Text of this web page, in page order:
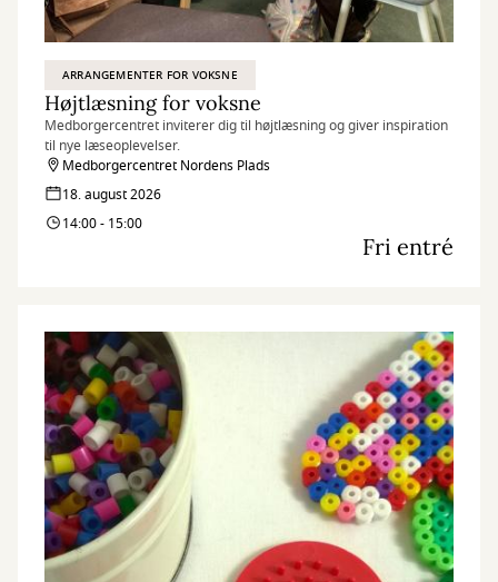
ARRANGEMENTER FOR VOKSNE
Højtlæsning for voksne
Medborgercentret inviterer dig til højtlæsning og giver inspiration
til nye læseoplevelser.
Medborgercentret Nordens Plads
18. august 2026
14:00 - 15:00
Fri entré